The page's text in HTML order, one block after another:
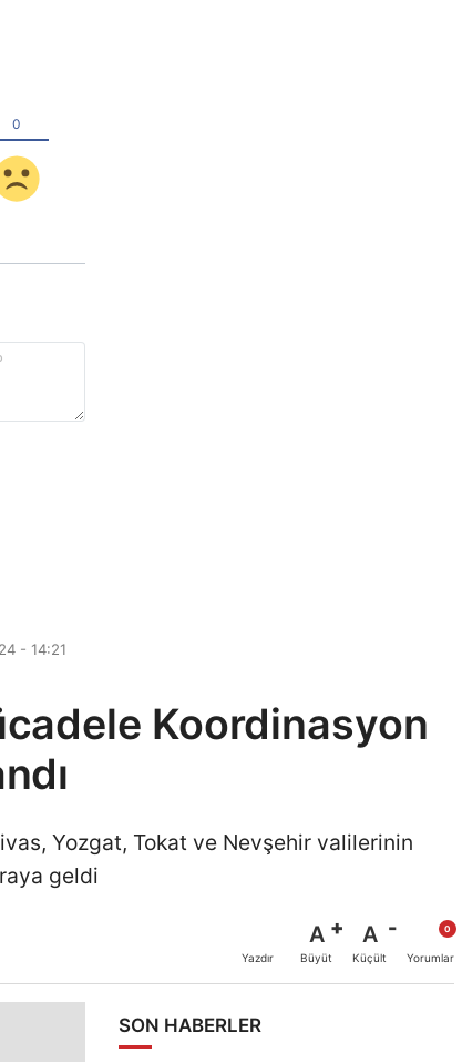
- 14:21
Koordinasyon
Yozgat, Tokat ve Nevşehir valilerinin
geldi
Yazdır
A
Büyüt
A
Küçült Yorumlar
SON HABERLER